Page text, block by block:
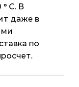
C. В
даже в
по